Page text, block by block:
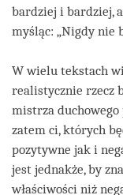
bardziej i bardziej,
myśląc: „Nigdy nie
W wielu tekstach
realistycznie rzecz
mistrza
zatem ci, których
pozytywne jak i
jest jednakże, by
właściwości niż